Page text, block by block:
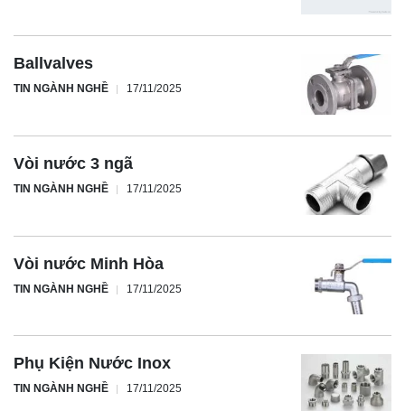
Ballvalves
TIN NGÀNH NGHỀ 17/11/2025
Vòi nước 3 ngã
TIN NGÀNH NGHỀ 17/11/2025
Vòi nước Minh Hòa
TIN NGÀNH NGHỀ 17/11/2025
Phụ Kiện Nước Inox
TIN NGÀNH NGHỀ 17/11/2025